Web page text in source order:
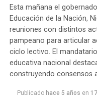
Esta mañana el
Educación de la Nación,
reuniones con distintos
pampeano para articular
ciclo lectivo. El
educativa nacional
construyendo consensos
Publicado hace 5 años en